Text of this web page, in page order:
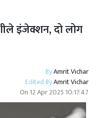
इंजेक्शन, दो लोग
ByAmrit Vichar
Edited ByAmrit Vichar
On 12 Apr 2025 10:17:47